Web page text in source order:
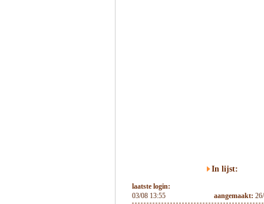
In lijst:
laatste login:
03/08 13:55
aangemaakt: